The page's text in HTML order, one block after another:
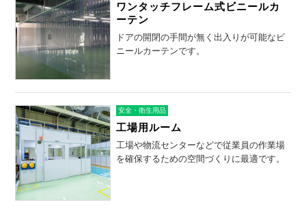
ワンタッチフレーム式ビニールカ
ーテン
ドアの開閉の手間が無く出入りが可能なビ
ニールカーテンです。
安全・衛生用品
工場用ルーム
工場や物流センターなどで従業員の作業場
を確保するための空間づくりに最適です。